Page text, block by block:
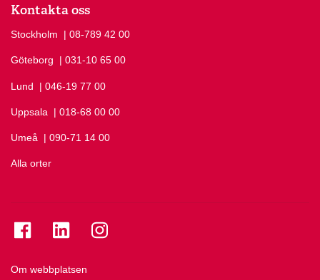
Kontakta oss
Stockholm Ring Stockholm på
| 08-789 42 00
Göteborg Ring Göteborg på
| 031-10 65 00
Lund Ring Lund på
| 046-19 77 00
Uppsala Ring Uppsala på
| 018-68 00 00
Umeå Ring Umeå på
| 090-71 14 00
Alla orter
Om webbplatsen
Se folkuniversitetet på Facebook
Se folkuniversitetet på LinkedIn